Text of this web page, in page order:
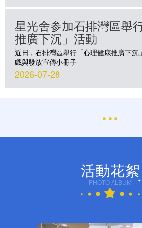
星光舍参加石排灣區舉
推廣下沉」活動
近日，石排灣區舉行「心理健康推廣下沉
戲與發放宣傳小冊子
2026-07-28
活動花絮
PHOTO ALBUM